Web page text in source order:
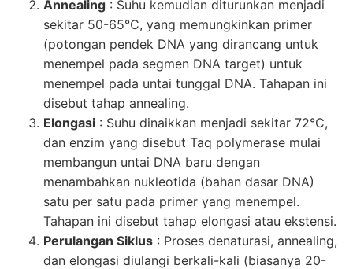
Annealing : Suhu kemudian diturunkan menjadi
sekitar 50-65°C, yang memungkinkan primer
(potongan pendek DNA yang dirancang untuk
menempel pada segmen DNA target) untuk
menempel pada untai tunggal DNA. Tahapan ini
disebut tahap annealing.
Elongasi : Suhu dinaikkan menjadi sekitar 72°C,
dan enzim yang disebut Taq polymerase mulai
membangun untai DNA baru dengan
menambahkan nukleotida (bahan dasar DNA)
satu per satu pada primer yang menempel.
Tahapan ini disebut tahap elongasi atau ekstensi.
Perulangan Siklus : Proses denaturasi, annealing,
dan elongasi diulangi berkali-kali (biasanya 20-